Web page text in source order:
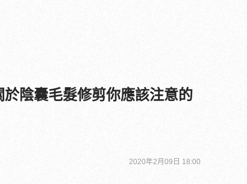
陰囊毛髮修剪你應該注意的
2020年2月09日 18:00